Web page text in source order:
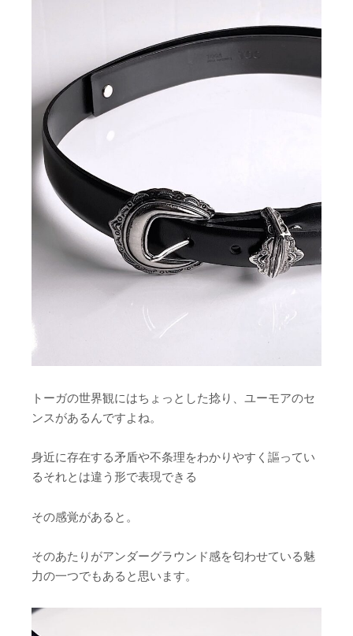
トーガの世界観にはちょっとした捻り、ユーモアのセ
ンスがあるんですよね。
身近に存在する矛盾や不条理をわかりやすく謳ってい
るそれとは違う形で表現できる
その感覚があると。
そのあたりがアンダーグラウンド感を匂わせている魅
力の一つでもあると思います。